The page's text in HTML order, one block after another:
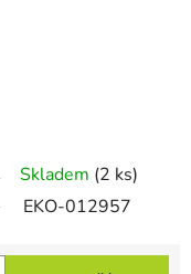
Skladem (2 ks)
EKO-012957